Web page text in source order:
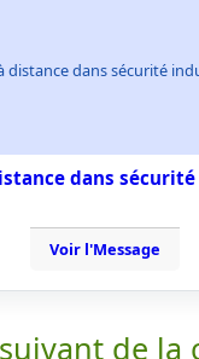
distance dans sécurité
dans
Voir l'Message
de la